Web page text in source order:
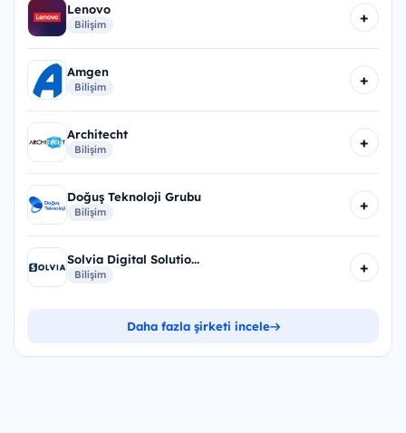
Lenovo
Bilişim +
Amgen
Bilişim +
Architecht
Bilişim +
Doğuş Teknoloji Grubu
Bilişim +
Solvia Digital Solutio...
Bilişim +
Daha fazla şirketi incele